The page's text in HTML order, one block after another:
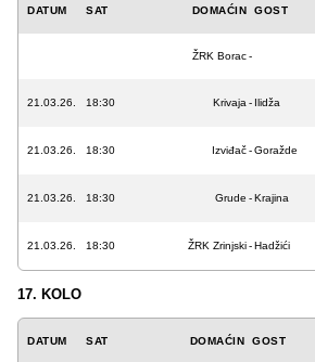
DATUM SAT DOMAĆIN GOST
ŽRK Borac-
21.03.26. 18:30 Krivaja - Ilidža
21.03.26. 18:30 Izviđač-Goražde
21.03.26. 18:30 Grude -Krajina
21.03.26. 18:30 ŽRK Zrinjski-Hadžići
17. KOLO
DATUM SAT DOMAĆIN GOST